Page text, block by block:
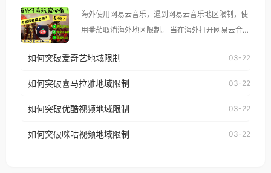
像其他音乐平台一样，出现地区及版权限制问题，且
仅能在中国大陆地区播放。 遇到这个问题的朋友们，
使用番茄回国加速器，即可解决「海外用户收听腾讯
台湾、美国、加拿大、澳大利亚、欧洲等国家和地区
权限制所困扰。
海外使用网易云音乐，遇到网易云音乐地区限制，使
用番茄取消海外地区限制。 当在海外打开网易云音
播放”的提示语。 海外用户如香港、澳门、台湾、美
国、加拿大、澳大利亚、欧洲等国家和地区时，网易
制问题，且仅能在中国大陆地区播放。 遇到这个问题
户收听网易云音乐地区版权限制」的问题，无论人在
如何突破爱奇艺地域限制 03-22
如何突破喜马拉雅地域限制 03-22
如何突破优酷视频地域限制 03-22
如何突破咪咕视频地域限制 03-22